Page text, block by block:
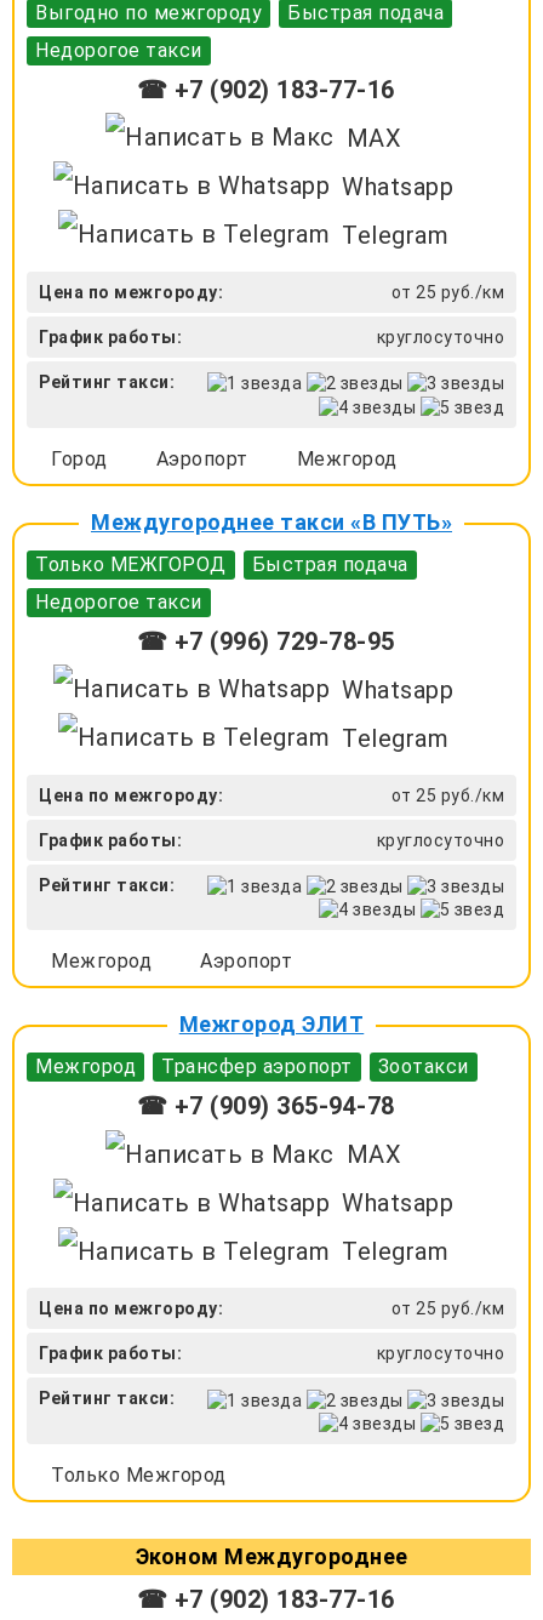
Выгодно по межгороду
Быстрая подача
Недорогое такси
☎ +7 (902) 183-77-16
MAX
Whatsapp
Telegram
Цена по межгороду: от 25 руб./км
График работы: круглосуточно
Рейтинг такси:
Город Аэропорт Межгород
Междугороднее такси «В ПУТЬ»
Только МЕЖГОРОД
Быстрая подача
Недорогое такси
☎ +7 (996) 729-78-95
Whatsapp
Telegram
Цена по межгороду: от 25 руб./км
График работы: круглосуточно
Рейтинг такси:
Межгород Аэропорт
Межгород ЭЛИТ
Межгород Трансфер аэропорт Зоотакси
☎ +7 (909) 365-94-78
MAX
Whatsapp
Telegram
Цена по межгороду: от 25 руб./км
График работы: круглосуточно
Рейтинг такси:
Только Межгород
Эконом Междугороднее
☎ +7 (902) 183-77-16